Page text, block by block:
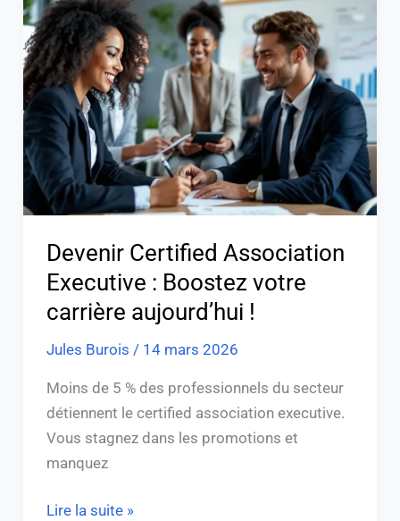
Devenir Certified Association
Executive : Boostez votre
carrière aujourd’hui !
Jules Burois / 14 mars 2026
Moins de 5 % des professionnels du secteur
détiennent le certified association executive.
Vous stagnez dans les promotions et
manquez
Certified
Association
Executive
:
Boostez
votre
carrière
aujourd’hui
Lire la suite »